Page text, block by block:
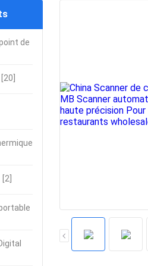
de
[20]
[2]